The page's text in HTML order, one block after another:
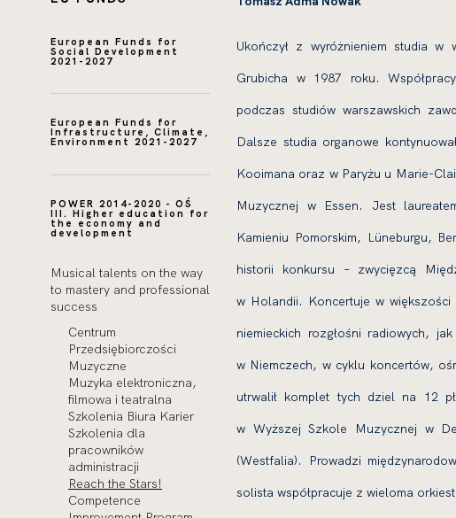
European Funds for
Social Development
2021-2027
European Funds for
Infrastructure, Climate,
Environment 2021-2027
POWER 2014-2020 - OŚ
III. Higher education for
the economy and
development
Musical talents on the way
to mastery and professional
success
Centrum
Przedsiębiorczości
Muzyczne
Muzyka elektroniczna,
filmowa i teatralna
Szkolenia Biura Karier
Szkolenia dla
pracowników
administracji
Reach the Stars!
Competence
Ukończył z wyróżnieniem studia w
Grubicha w 1987 roku.
podczas studiów warszawskich
Dalsze studia organowe
Kooimana oraz w Paryżu u Marie-
Muzycznej w Essen. Jest
Kamieniu Pomorskim, Lüneburgu,
historii konkursu – zwycięzcą
w Holandii. Koncertuje w
niemieckich rozgłośni radiowych,
w Niemczech, w cyklu koncertów,
utrwalił komplet tych dziel na 12
w Wyższej Szkole Muzycznej w
(Westfalia). Prowadzi
solista współpracuje z wieloma